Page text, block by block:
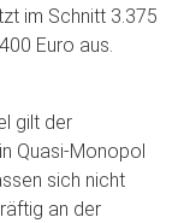
im Schnitt 3.375
Euro aus.
gilt der
Quasi-Monopol
sich nicht
an der